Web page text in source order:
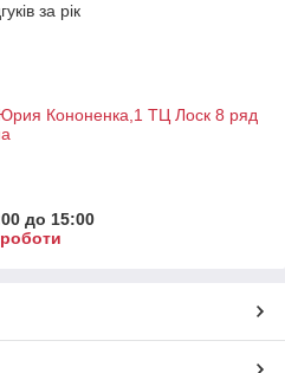
за рік
Кононенка,1 ТЦ Лоск 8 ряд
до 15:00